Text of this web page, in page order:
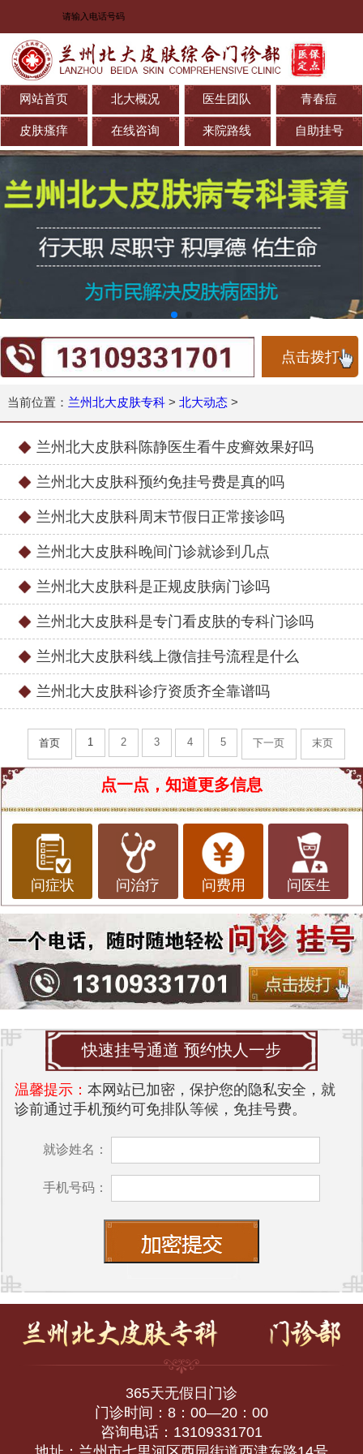
网站首页 北大概况 医生团队 青春痘
皮肤瘙痒 在线咨询 来院路线 自助挂号
点击拨打
当前位置： 兰州北大皮肤专科> 北大动态>
兰州北大皮肤科陈静医生看牛皮癣效果好吗
兰州北大皮肤科预约免挂号费是真的吗
兰州北大皮肤科周末节假日正常接诊吗
兰州北大皮肤科晚间门诊就诊到几点
兰州北大皮肤科是正规皮肤病门诊吗
兰州北大皮肤科是专门看皮肤的专科门诊吗
兰州北大皮肤科线上微信挂号流程是什么
兰州北大皮肤科诊疗资质齐全靠谱吗
首页 1 2 3 4 5 下一页 末页
点一点，知道更多信息
问症状 问治疗 问费用 问医生
快速挂号通道 预约快人一步
温馨提示： 本网站已加密，保护您的隐私安全，就
诊前通过手机预约可免排队等候，免挂号费。
就诊姓名：
手机号码：
365天无假日门诊
门诊时间：8：00—20：00
咨询电话：13109331701